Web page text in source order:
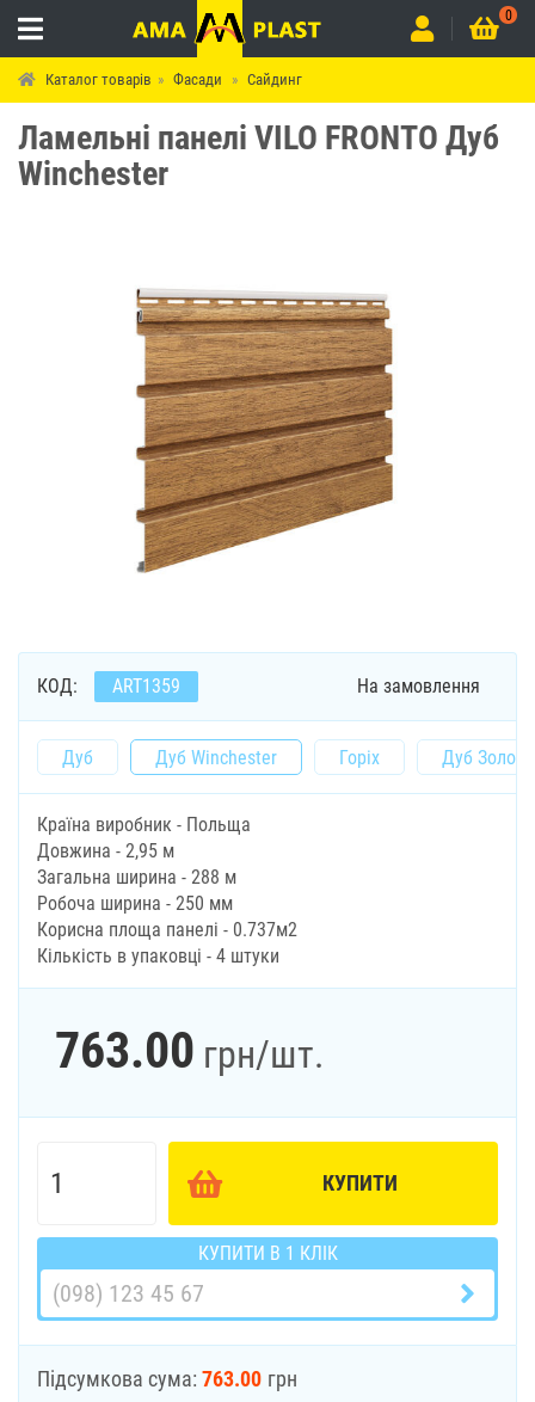
0
Каталог товарів Фасади Сайдинг
Ламельні панелі VILO FRONTO Дуб
Winchester
КОД: ART1359 На замовлення
Дуб Дуб Winchester Горіх Дуб
Країна виробник - Польща
Довжина - 2,95 м
Загальна ширина - 288 м
Робоча ширина - 250 мм
Корисна площа панелі - 0.737м2
Кількість в упаковці - 4 штуки
763.00 грн/шт.
КУПИТИ
КУПИТИ В 1 КЛІК
Підсумкова сума: 763.00 грн